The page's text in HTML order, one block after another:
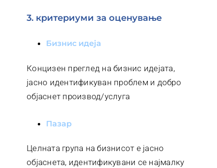
3. критериуми за оценување
бизнис идеја
Концизен преглед на бизнис идејата,
јасно идентификуван проблем и добро
објаснет производ/услуга
пазар
Целната група на бизнисот е јасно
објаснета, идентификувани се најмалку